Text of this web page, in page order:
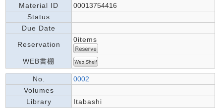
Material ID
00013754416
Status
Due Date
Reservation
0items
WEB書棚
No.
0002
Volumes
Library
Itabashi